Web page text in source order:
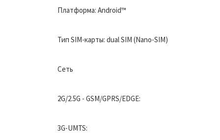
Платформа: Android™
Тип SIM-карты: dual SIM (Nano-SIM)
Сеть
2G/2.5G - GSM/GPRS/EDGE:
3G-UMTS: